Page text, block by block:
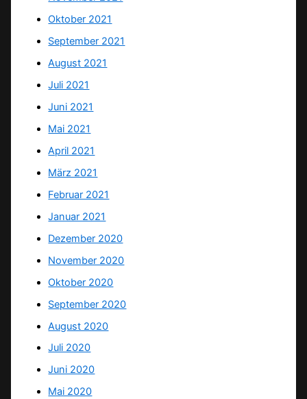
Oktober 2021
September 2021
August 2021
Juli 2021
Juni 2021
Mai 2021
April 2021
März 2021
Februar 2021
Januar 2021
Dezember 2020
November 2020
Oktober 2020
September 2020
August 2020
Juli 2020
Juni 2020
Mai 2020